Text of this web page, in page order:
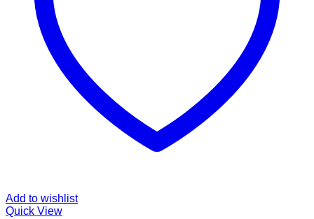
Add to wishlist
Quick View